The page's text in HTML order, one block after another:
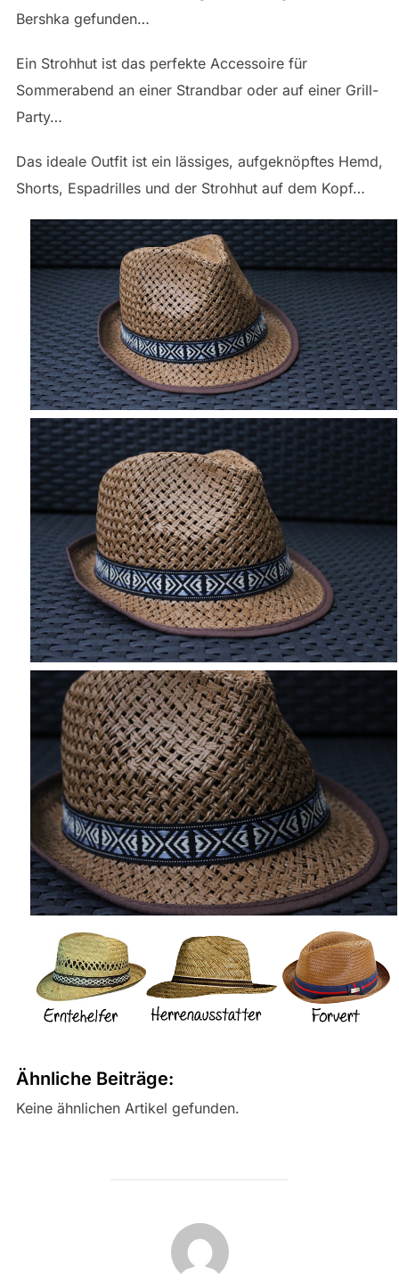
Bershka gefunden…
Ein Strohhut ist das perfekte Accessoire für
Sommerabend an einer Strandbar oder auf einer Grill-
Party…
Das ideale Outfit ist ein lässiges, aufgeknöpftes Hemd,
Shorts, Espadrilles und der Strohhut auf dem Kopf…
Ähnliche Beiträge:
Keine ähnlichen Artikel gefunden.
BEITRAGSAUTOR